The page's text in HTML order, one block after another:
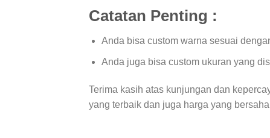
Catatan Penting :
Anda bisa custom warna sesuai
Anda juga bisa custom ukuran yang
Terima kasih atas kunjungan dan
yang terbaik dan juga harga yang